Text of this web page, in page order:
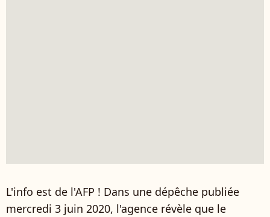
L'info est de l'AFP ! Dans une dépêche publiée
mercredi 3 juin 2020, l'agence révèle que le